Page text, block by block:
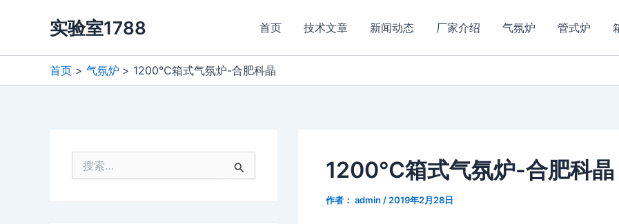
实验室1788 首页 技术文章 新闻动态 厂家介绍 气氛炉 管式炉
首页 气氛炉 1200℃箱式气氛炉-合肥科晶
1200℃箱式气氛炉-合肥科晶
作者： admin / 2019年2月28日